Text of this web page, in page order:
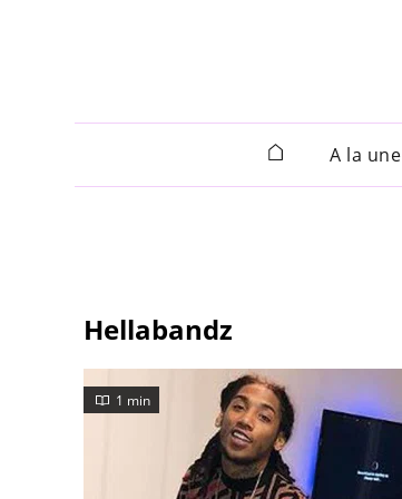
A la une
Hellabandz
1 min